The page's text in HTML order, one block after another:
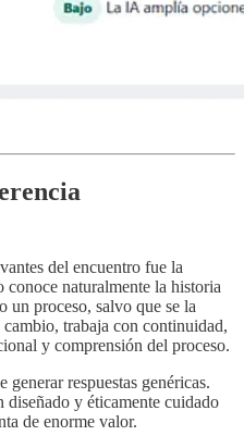
del encuentro fue la
naturalmente la historia
un proceso, salvo que se la
trabaja con continuidad,
y comprensión del proceso.
respuestas genéricas.
y éticamente cuidado
de enorme valor.